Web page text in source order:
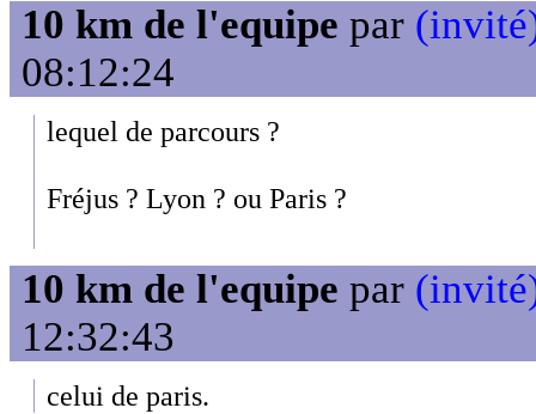
10 km de l'equipe par
08:12:24
lequel de parcours ?
Fréjus ? Lyon ? ou Paris ?
10 km de l'equipe par
12:32:43
celui de paris.